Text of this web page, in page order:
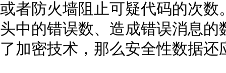
或者防火墙阻止可疑代码的次
头中的错误数、造成错误消息
了加密技术，那么安全性数据